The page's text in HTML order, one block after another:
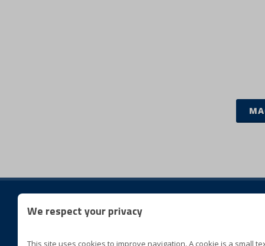
We respect your privacy
This site uses cookies to improve navigation. A cookie is a small